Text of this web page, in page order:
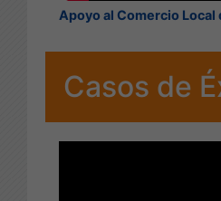
Apoyo al Comercio Local
Casos de